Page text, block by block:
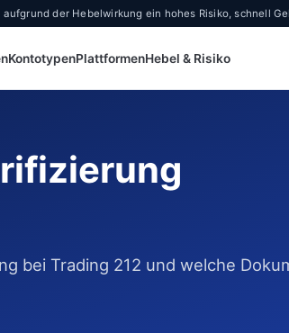
der Hebelwirkung ein hohes Risiko, schnell
KontotypenPlattformenHebel & Risiko
bei Trading 212 und welche